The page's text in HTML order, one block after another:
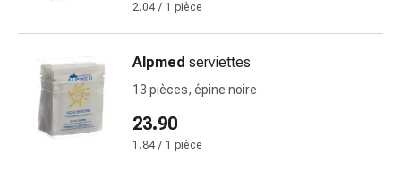
changement
Pansements
adhésifs
Traitement
2.04 / 1 pièce
Alpmed serviettes
13 pièces, épine noire
23.90
1.84 / 1 pièce